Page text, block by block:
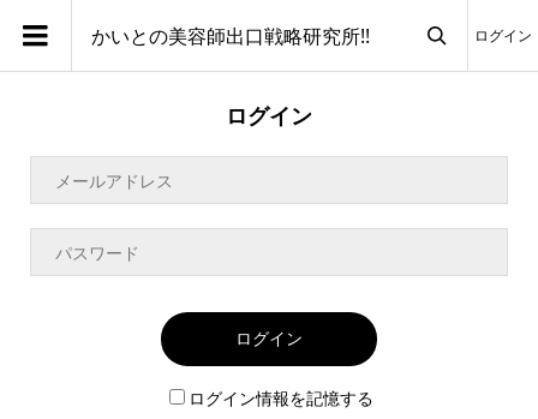
かいとの美容師出口戦略研究所!! ログイン
ログイン
ログイン
ログイン情報を記憶する